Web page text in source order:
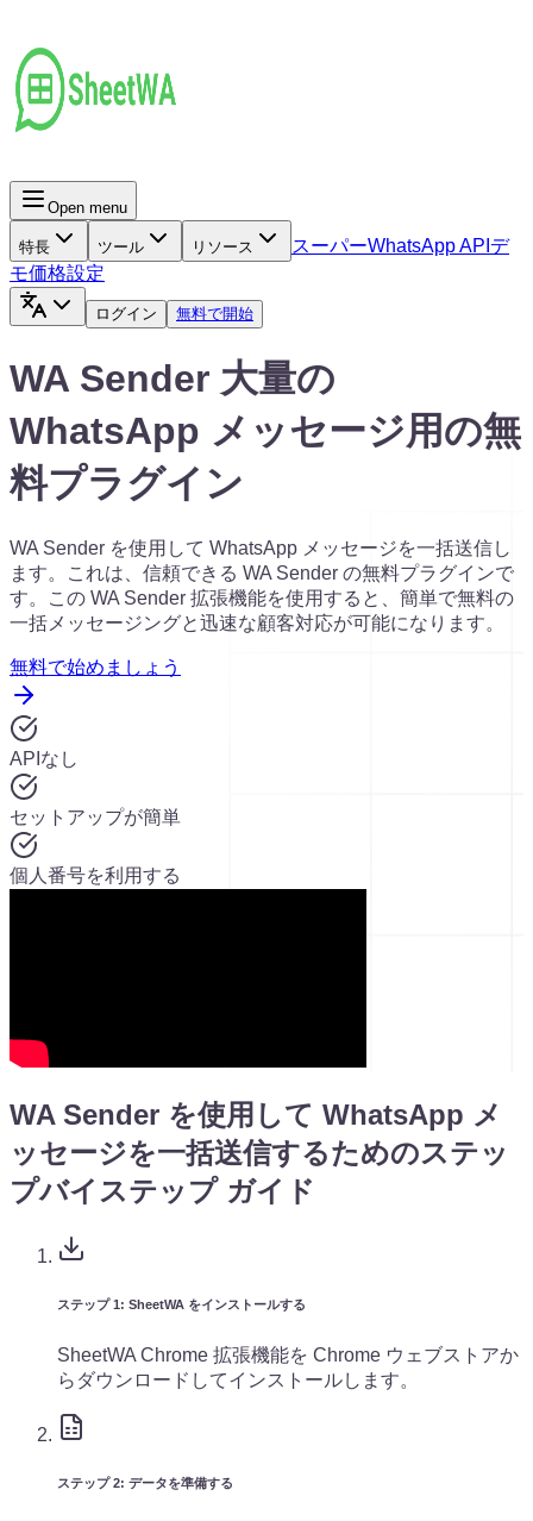
Open menu
特長 ツール リソース スーパーWhatsApp API デ
モ価格設定
ログイン 無料で開始
WA Sender 大量の
WhatsApp メッセージ用の無
料プラグイン
WA Sender を使用して WhatsApp メッセージを一括送信し
ます。これは、信頼できる WA Sender の無料プラグインで
す。この WA Sender 拡張機能を使用すると、簡単で無料の
一括メッセージングと迅速な顧客対応が可能になります。
無料で始めましょう
APIなし
セットアップが簡単
個人番号を利用する
WA Sender を使用して WhatsApp メ
ッセージを一括送信するためのステッ
プバイステップ ガイド
ステップ 1: SheetWA をインストールする
SheetWA Chrome 拡張機能を Chrome ウェブストアか
らダウンロードしてインストールします。
ステップ 2: データを準備する